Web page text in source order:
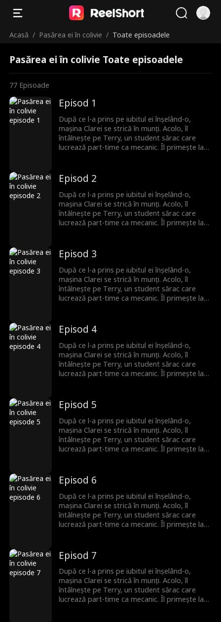
Acasă / Pasărea ei în colivie / Toate episoadele
Pasărea ei în colivie Toate episoadele
77 Episoade
Episod 1
După ce l-a prins pe iubitul ei înșelând-o,
mașina Clarei se strică în munți. Acolo, îl
întâlnește pe Terry, un student sărac care
lucrează part-time ca mecanic. Îl primește la
se prăbușește sub greutatea secretului său,
iar Terry pleacă, neștiind că Clara este
însărcinată. Ani mai târziu, el se întoarce cu
putere și bogăție, iar povestea lor de
dragoste începe din nou.
Episod 2
După ce l-a prins pe iubitul ei înșelând-o,
mașina Clarei se strică în munți. Acolo, îl
întâlnește pe Terry, un student sărac care
lucrează part-time ca mecanic. Îl primește la
se prăbușește sub greutatea secretului său,
iar Terry pleacă, neștiind că Clara este
însărcinată. Ani mai târziu, el se întoarce cu
putere și bogăție, iar povestea lor de
dragoste începe din nou.
Episod 3
După ce l-a prins pe iubitul ei înșelând-o,
mașina Clarei se strică în munți. Acolo, îl
întâlnește pe Terry, un student sărac care
lucrează part-time ca mecanic. Îl primește la
se prăbușește sub greutatea secretului său,
iar Terry pleacă, neștiind că Clara este
însărcinată. Ani mai târziu, el se întoarce cu
putere și bogăție, iar povestea lor de
dragoste începe din nou.
Episod 4
După ce l-a prins pe iubitul ei înșelând-o,
mașina Clarei se strică în munți. Acolo, îl
întâlnește pe Terry, un student sărac care
lucrează part-time ca mecanic. Îl primește la
se prăbușește sub greutatea secretului său,
iar Terry pleacă, neștiind că Clara este
însărcinată. Ani mai târziu, el se întoarce cu
putere și bogăție, iar povestea lor de
dragoste începe din nou.
Episod 5
După ce l-a prins pe iubitul ei înșelând-o,
mașina Clarei se strică în munți. Acolo, îl
întâlnește pe Terry, un student sărac care
lucrează part-time ca mecanic. Îl primește la
se prăbușește sub greutatea secretului său,
iar Terry pleacă, neștiind că Clara este
însărcinată. Ani mai târziu, el se întoarce cu
putere și bogăție, iar povestea lor de
dragoste începe din nou.
Episod 6
După ce l-a prins pe iubitul ei înșelând-o,
mașina Clarei se strică în munți. Acolo, îl
întâlnește pe Terry, un student sărac care
lucrează part-time ca mecanic. Îl primește la
se prăbușește sub greutatea secretului său,
iar Terry pleacă, neștiind că Clara este
însărcinată. Ani mai târziu, el se întoarce cu
putere și bogăție, iar povestea lor de
dragoste începe din nou.
Episod 7
După ce l-a prins pe iubitul ei înșelând-o,
mașina Clarei se strică în munți. Acolo, îl
întâlnește pe Terry, un student sărac care
lucrează part-time ca mecanic. Îl primește la